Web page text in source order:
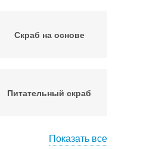
Скраб на основе
Питательный скраб
Показать все